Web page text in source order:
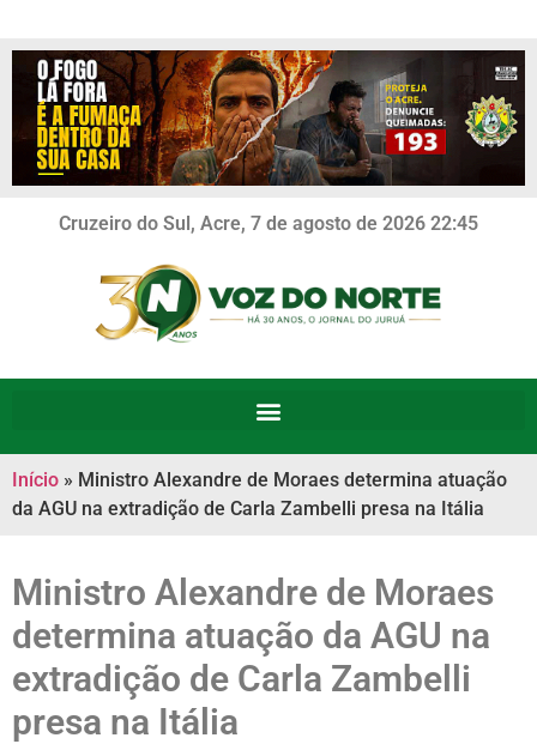
Cruzeiro do Sul, Acre, 7 de agosto de 2026 22:45
Início » Ministro Alexandre de Moraes determina atuação
da AGU na extradição de Carla Zambelli presa na Itália
Ministro Alexandre de Moraes
determina atuação da AGU na
extradição de Carla Zambelli
presa na Itália